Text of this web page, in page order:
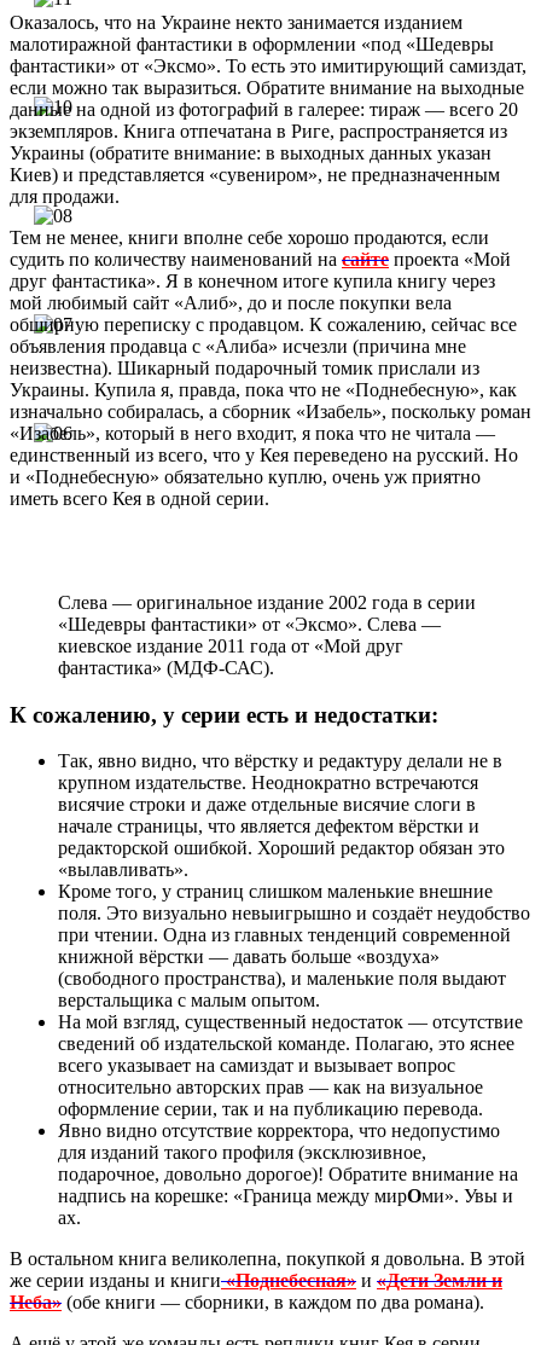
Оказалось, что на Украине некто занимается изданием
малотиражной фантастики в оформлении «под «Шедевры
фантастики» от «Эксмо». То есть это имитирующий самиздат,
если можно так выразиться. Обратите внимание на выходные
данные на одной из фотографий в галерее: тираж — всего 20
экземпляров. Книга отпечатана в Риге, распространяется из
Украины (обратите внимание: в выходных данных указан
Киев) и представляется «сувениром», не предназначенным
для продажи.
Тем не менее, книги вполне себе хорошо продаются, если
судить по количеству наименований на сайте проекта «Мой
друг фантастика». Я в конечном итоге купила книгу через
мой любимый сайт «Алиб», до и после покупки вела
обширную переписку с продавцом. К сожалению, сейчас все
объявления продавца с «Алиба» исчезли (причина мне
неизвестна). Шикарный подарочный томик прислали из
Украины. Купила я, правда, пока что не «Поднебесную», как
изначально собиралась, а сборник «Изабель», поскольку роман
«Изабель», который в него входит, я пока что не читала —
единственный из всего, что у Кея переведено на русский. Но
и «Поднебесную» обязательно куплю, очень уж приятно
иметь всего Кея в одной серии.
Слева — оригинальное издание 2002 года в серии
«Шедевры фантастики» от «Эксмо». Слева —
киевское издание 2011 года от «Мой друг
фантастика» (МДФ-САС).
К сожалению, у серии есть и недостатки:
Так, явно видно, что вёрстку и редактуру делали не в
крупном издательстве. Неоднократно встречаются
висячие строки и даже отдельные висячие слоги в
начале страницы, что является дефектом вёрстки и
редакторской ошибкой. Хороший редактор обязан это
«вылавливать».
Кроме того, у страниц слишком маленькие внешние
поля. Это визуально невыигрышно и создаёт неудобство
при чтении. Одна из главных тенденций современной
книжной вёрстки — давать больше «воздуха»
(свободного пространства), и маленькие поля выдают
верстальщика с малым опытом.
На мой взгляд, существенный недостаток — отсутствие
сведений об издательской команде. Полагаю, это яснее
всего указывает на самиздат и вызывает вопрос
относительно авторских прав — как на визуальное
оформление серии, так и на публикацию перевода.
Явно видно отсутствие корректора, что недопустимо
для изданий такого профиля (эксклюзивное,
подарочное, довольно дорогое)! Обратите внимание на
надпись на корешке: «Граница между мирОми». Увы и
ах.
В остальном книга великолепна, покупкой я довольна. В этой
же серии изданы и книги«Поднебесная» и «Дети Земли и
Неба» (обе книги — сборники, в каждом по два романа).